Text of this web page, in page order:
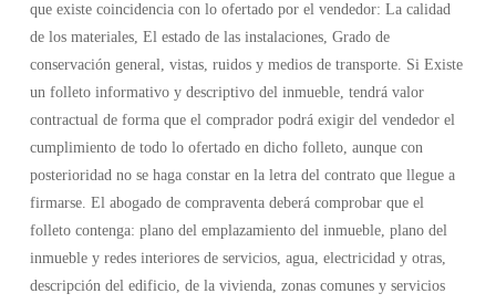
que existe coincidencia con lo ofertado por el vendedor: La calidad
de los materiales, El estado de las instalaciones, Grado de
conservación general, vistas, ruidos y medios de transporte. Si Existe
un folleto informativo y descriptivo del inmueble, tendrá valor
contractual de forma que el comprador podrá exigir del vendedor el
cumplimiento de todo lo ofertado en dicho folleto, aunque con
posterioridad no se haga constar en la letra del contrato que llegue a
firmarse. El abogado de compraventa deberá comprobar que el
folleto contenga: plano del emplazamiento del inmueble, plano del
inmueble y redes interiores de servicios, agua, electricidad y otras,
descripción del edificio, de la vivienda, zonas comunes y servicios